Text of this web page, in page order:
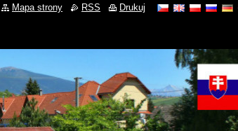
Mapa strony RSS Drukuj